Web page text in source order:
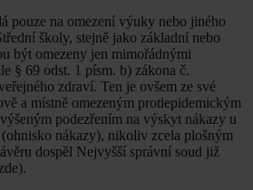
pouze na omezení výuky nebo jiného
školy, stejně jako základní nebo
být omezeny jen mimořádnými
§ 69 odst. 1 písm. b) zákona č.
zdraví. Ten je ovšem ze své
a místně omezeným protiepidemickým
podezřením na výskyt nákazy u
nákazy), nikoliv zcela plošným
dospěl Nejvyšší správní soud již